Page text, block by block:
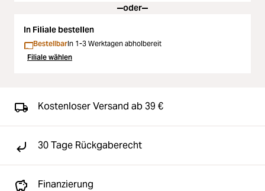
Loading...
oder
In Filiale bestellen
BestellbarIn 1-3 Werktagen abholbereit
Filiale wählen
Kostenloser Versand ab 39 €
30 Tage Rückgaberecht
Finanzierung